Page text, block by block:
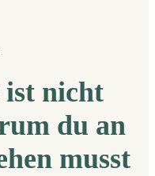
ist nicht
du an
musst